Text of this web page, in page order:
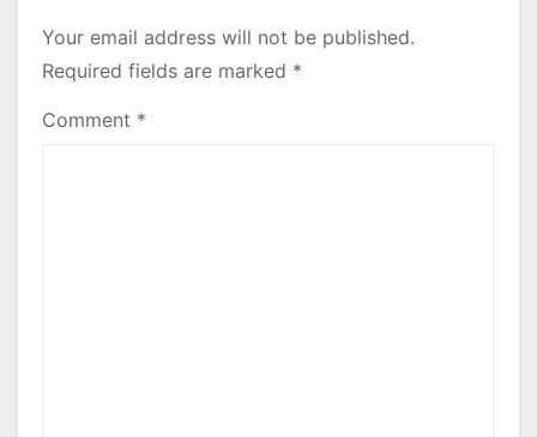
Your email address will not be published.
Required fields are marked *
Comment *